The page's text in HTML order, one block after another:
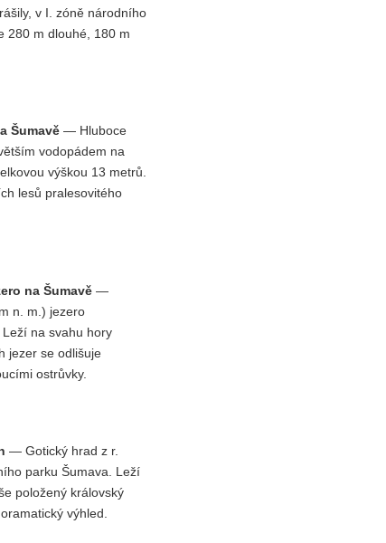
v I. zóně národního
280 m dlouhé, 180 m
Šumavě — Hluboce
vodopádem na
výškou 13 metrů.
lesů pralesovitého
na Šumavě —
n. m.) jezero
na svahu hory
jezer se odlišuje
ostrůvky.
— Gotický hrad z r.
parku Šumava. Leží
položený královský
výhled.